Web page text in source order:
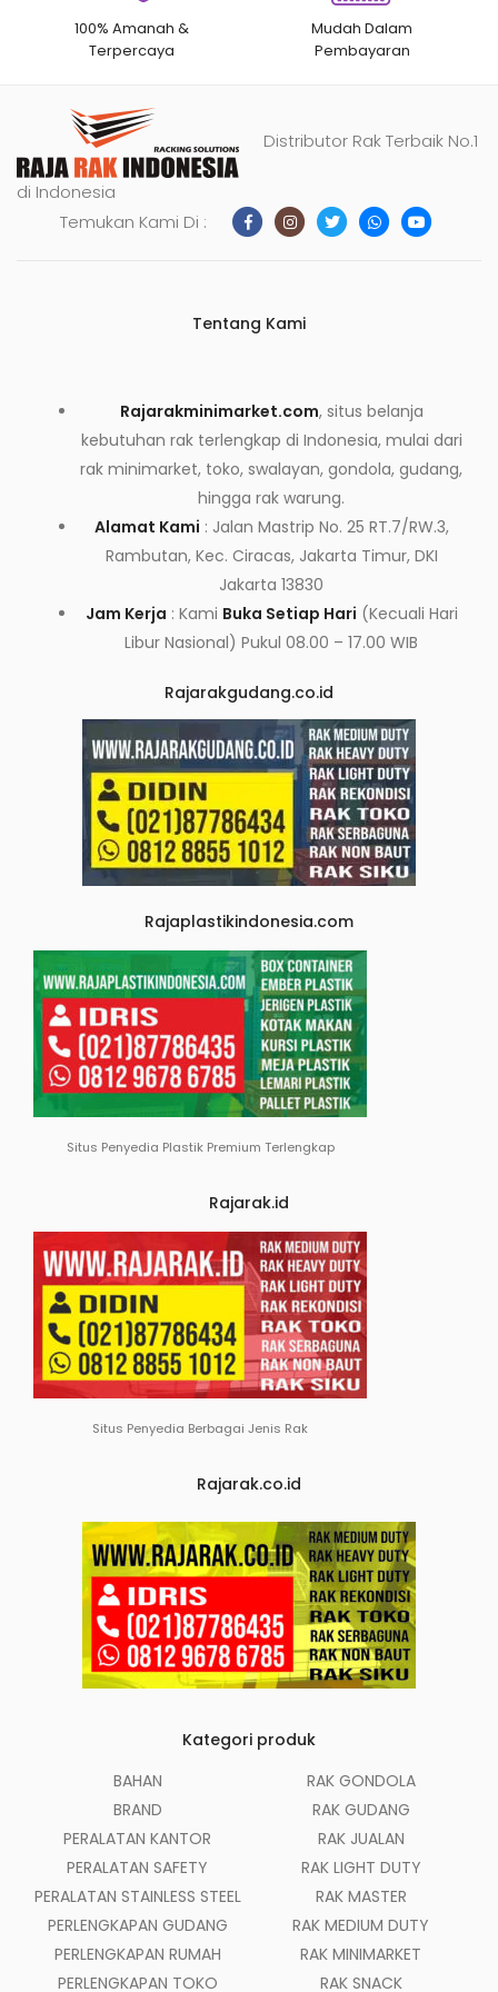
100% Amanah &
Terpercaya
Mudah Dalam
Pembayaran
Distributor Rak Terbaik No.1
di Indonesia
Temukan Kami Di :
Tentang Kami
Rajarakminimarket.com, situs belanja
kebutuhan rak terlengkap di Indonesia, mulai dari
rak minimarket, toko, swalayan, gondola, gudang,
hingga rak warung.
Alamat Kami : Jalan Mastrip No. 25 RT.7/RW.3,
Rambutan, Kec. Ciracas, Jakarta Timur, DKI
Jakarta 13830
Jam Kerja : Kami Buka Setiap Hari (Kecuali Hari
Libur Nasional) Pukul 08.00 – 17.00 WIB
Rajarakgudang.co.id
Rajaplastikindonesia.com
Situs Penyedia Plastik Premium Terlengkap
Rajarak.id
Situs Penyedia Berbagai Jenis Rak
Rajarak.co.id
Kategori produk
BAHAN
BRAND
PERALATAN KANTOR
PERALATAN SAFETY
PERALATAN STAINLESS STEEL
PERLENGKAPAN GUDANG
PERLENGKAPAN RUMAH
PERLENGKAPAN TOKO
RAK GONDOLA
RAK GUDANG
RAK JUALAN
RAK LIGHT DUTY
RAK MASTER
RAK MEDIUM DUTY
RAK MINIMARKET
RAK SNACK